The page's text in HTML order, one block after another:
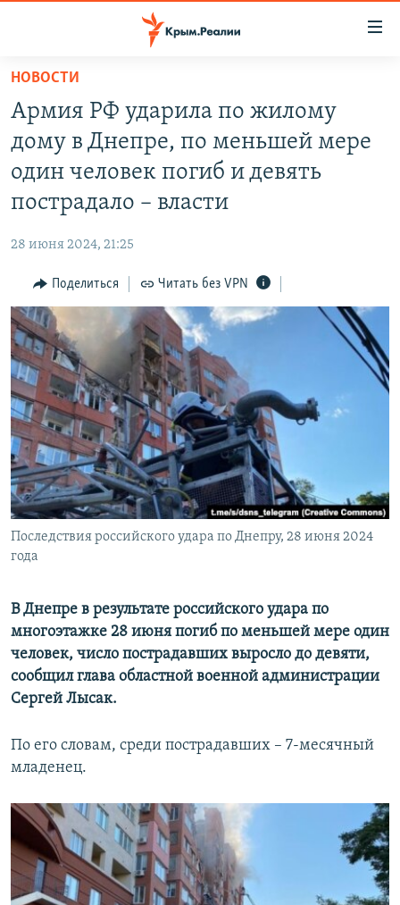
Вернуться
основному
содержанию
Вернутся
главной
Вернутся
поиску
СПЕЦПРОЕКТЫ
ВОДА
ИНФОГРАФИКА
ТЕЛЕПРОЕКТ КРЫМ.РЕАЛИИ
СОВЕТЫ ПРАВОЗАЩИТНИКОВ
ПРОПАВШИЕ БЕЗ ВЕСТИ
ПОБЕДИТЕЛЕЙ НЕ СУДЯТ?
КРЫМ.НЕПОКОРЕННЫЙ
ELIFBE
УКРАИНСКАЯ ПРОБЛЕМА КРЫМА
РАДІО СВОБОДА
КАК ОБОЙТИ БЛОКИРОВКУ
Українською
Qırımtatar
ПРИСОЕДИНЯЙТЕСЬ!
Все сайты RFE/RL
НОВОСТИ
Армия РФ ударила по жилому
дому в Днепре, по меньшей мере
один человек погиб и девять
пострадало – власти
28 июня 2024, 21:25
Поделиться Читать без VPN
Последствия российского удара по Днепру, 28 июня 2024
года
В Днепре в результате российского удара по
многоэтажке 28 июня погиб по меньшей мере один
человек, число пострадавших выросло до девяти,
сообщил глава областной военной администрации
Сергей Лысак.
По его словам, среди пострадавших – 7-месячный
младенец.